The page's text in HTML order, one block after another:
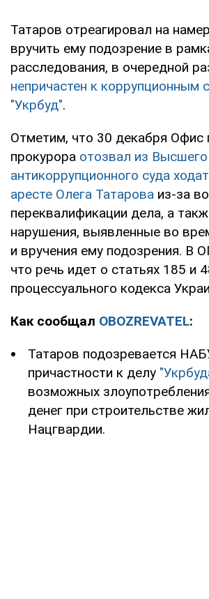
Татаров отреагировал на
вручить ему подозрение в
расследования, в очередной
непричастен к коррупционным
"Укрбуд".
Отметим, что 30 декабря Офис
прокурора отозвал из Высшего
антикоррупционного суда
аресте Олега Татарова из-за
переквалификации дела, а
нарушения, выявленные во
и вручения ему подозрения. В
что речь идет о статьях 185 и
процессуального кодекса
Как сообщал OBOZREVATEL:
Татаров подозревается
причастности к делу
возможных
денег при строительстве
Нацгвардии.